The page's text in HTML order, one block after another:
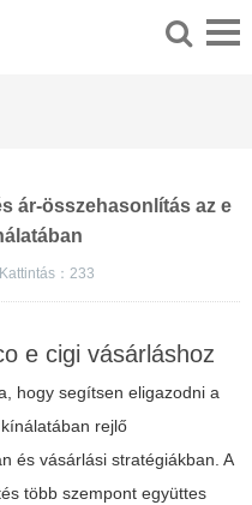
ár-összehasonlítás az e
Kattintás： 233
e cigi vásárláshoz
hogy segítsen eligazodni a
kínálatában rejlő
és vásárlási stratégiákban. A
több szempont együttes